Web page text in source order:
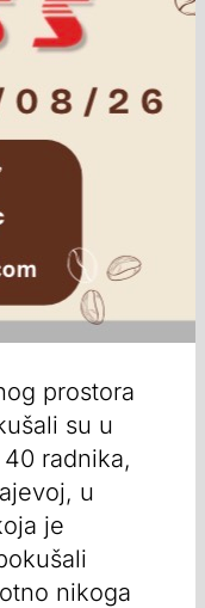
prostora
su u
radnika,
u
je
nikoga